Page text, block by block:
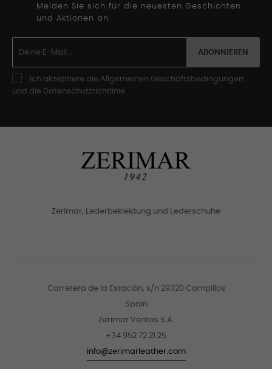
Melden Sie sich für die neuesten Geschichten
und Aktionen an
ABONNIEREN
Ich akzeptiere die Allgemeinen Geschäftsbedingungen
und die Datenschutzrichtlinie
Zerimar, Lederbekleidung und Lederschuhe
Carretera de la Estación, s/n 29320 Campillos
Spain
Zerimar Ventas S.A.
+34 952 72 21 25
info@zerimarleather.com